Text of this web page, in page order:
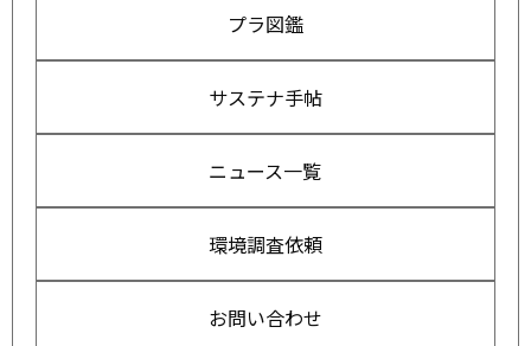
プラ図鑑
サステナ手帖
ニュース一覧
環境調査依頼
お問い合わせ